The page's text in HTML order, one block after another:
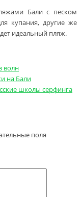
Бали с песком
купания, другие же
идеальный пляж.
волн
на Бали
школы серфинга
поля